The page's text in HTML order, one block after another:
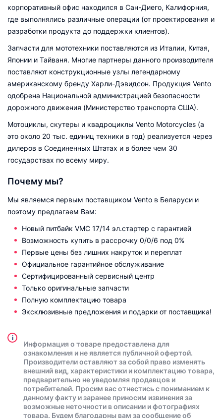
корпоративный офис находился в Сан-Диего, Калифорния,
где выполнялись различные операции (от проектирования и
разработки продукта до поддержки клиентов).
Запчасти для мототехники поставляются из Италии, Китая,
Японии и Тайваня. Многие партнеры данного производителя
поставляют конструкционные узлы легендарному
американскому бренду Харли-Дэвидсон. Продукция Vento
одобрена Национальной администрацией безопасности
дорожного движения (Министерство транспорта США).
Мотоциклы, скутеры и квадроциклы Vento Motorcycles (а
это около 20 тыс. единиц техники в год) реализуется через
дилеров в Соединенных Штатах и в более чем 30
государствах по всему миру.
Почему мы?
Мы являемся первым поставщиком Vento в Беларуси и
поэтому предлагаем Вам:
Новый питбайк VMC 17/14 эл.стартер с гарантией
Возможность купить в рассрочку 0/0/6 под 0%
Первые цены без лишних накруток и переплат
Официальное гарантийное обслуживание
Сертифицированный сервисный центр
Только оригинальные запчасти
Полную комплектацию товара
Эксклюзивные предложения и подарки от поставщика!
i
Информация о товаре предоставлена для
ознакомления и не является публичной офертой.
Производители оставляют за собой право изменять
внешний вид, характеристики и комплектацию товара,
предварительно не уведомляя продавцов и
потребителей. Просим вас отнестись с пониманием к
данному факту и заранее приносим извинения за
возможные неточности в описании и фотографиях
товара. Будем благодарны вам за сообщение об